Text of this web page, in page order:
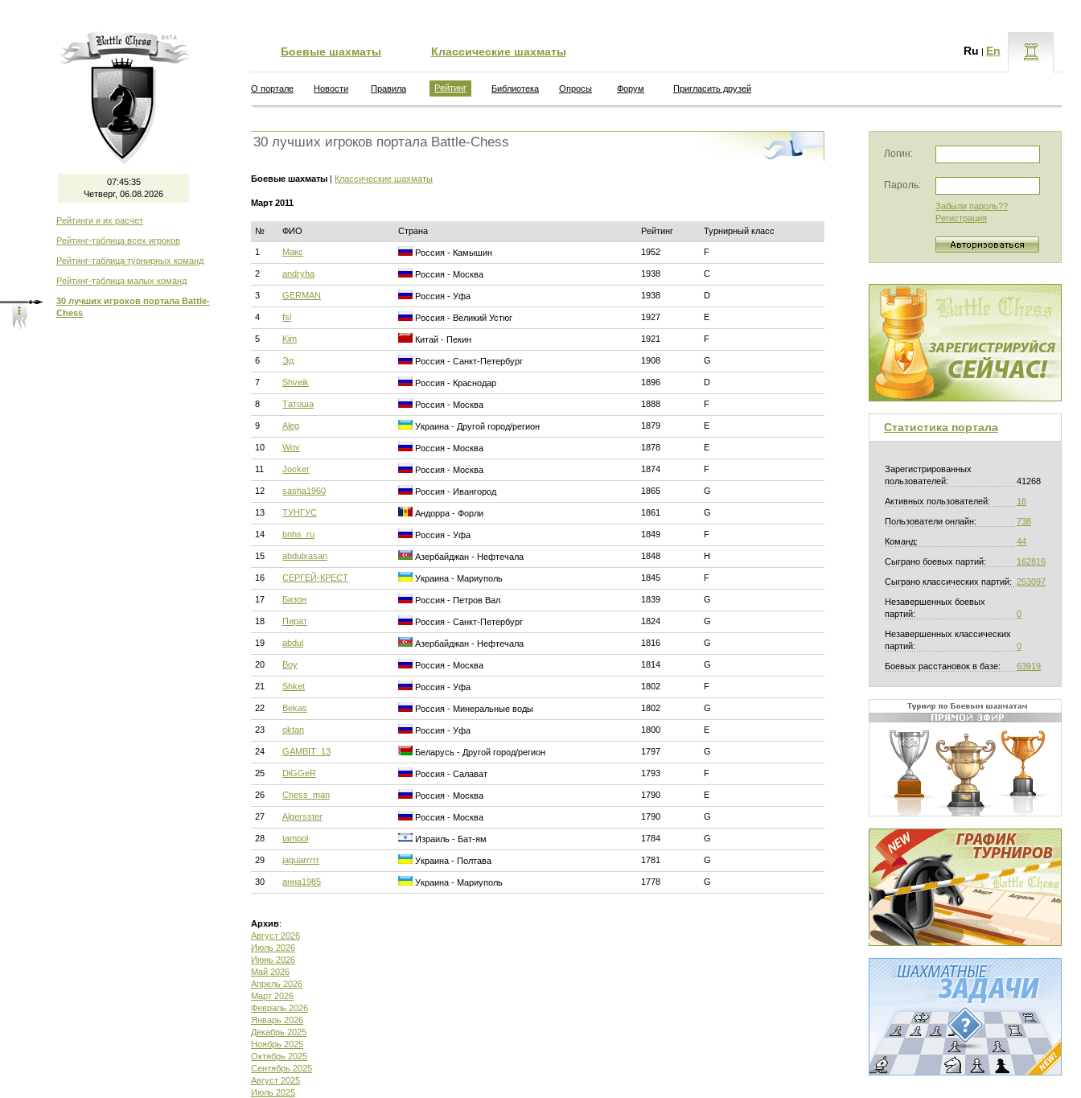
07:45:36
Четверг, 06.08.2026
Рейтинги и их расчет
Рейтинг-таблица всех игроков
Рейтинг-таблица турнирных команд
Рейтинг-таблица малых команд
30 лучших игроков портала Battle-
Chess
Боевые шахматы Классические шахматы Ru | En
О портале Новости Правила Рейтинг Библиотека Опросы Форум Пригласить друзей
30 лучших игроков портала Battle-Chess
Боевые шахматы | Классические шахматы
Март 2011
№ ФИО Страна Рейтинг Турнирный класс
1 Макс Россия - Камышин 1952 F
2 andryha Россия - Москва 1938 C
3 GERMAN Россия - Уфа 1938 D
4 fsl Россия - Великий Устюг 1927 E
5 Kim Китай - Пекин 1921 F
6 Эд Россия - Санкт-Петербург 1908 G
7 Shveik Россия - Краснодар 1896 D
8 Татоша Россия - Москва 1888 F
9 Aleg Украина - Другой город/регион 1879 E
10 Wov Россия - Москва 1878 E
11 Jocker Россия - Москва 1874 F
12 sasha1960 Россия - Ивангород 1865 G
13 ТУНГУС Андорра - Форли 1861 G
14 bnhs_ru Россия - Уфа 1849 F
15 abdulxasan Азербайджан - Нефтечала 1848 H
16 СЕРГЕЙ-КРЕСТ Украина - Мариуполь 1845 F
17 Бизон Россия - Петров Вал 1839 G
18 Пират Россия - Санкт-Петербург 1824 G
19 abdul Азербайджан - Нефтечала 1816 G
20 Boy Россия - Москва 1814 G
21 Shket Россия - Уфа 1802 F
22 Bekas Россия - Минеральные воды 1802 G
23 oktan Россия - Уфа 1800 E
24 GAMBIT_13 Беларусь - Другой город/регион 1797 G
25 DiGGeR Россия - Салават 1793 F
26 Chess_man Россия - Москва 1790 E
27 Algersster Россия - Москва 1790 G
28 tampol Израиль - Бат-ям 1784 G
29 jaguarrrrr Украина - Полтава 1781 G
30 анна1985 Украина - Мариуполь 1778 G
Архив:
Август 2026
Июль 2026
Июнь 2026
Май 2026
Апрель 2026
Март 2026
Февраль 2026
Январь 2026
Декабрь 2025
Ноябрь 2025
Октябрь 2025
Сентябрь 2025
Август 2025
Июль 2025
Логин:
Пароль:
Забыли пароль??
Регистрация
Статистика портала
Зарегистрированных
пользователей:
41268
Активных пользователей: 16
Пользователи онлайн: 738
Команд: 44
Сыграно боевых партий: 162816
Сыграно классических партий: 253097
Незавершенных боевых
партий:
0
Незавершенных классических
партий:
0
Боевых расстановок в базе: 63919